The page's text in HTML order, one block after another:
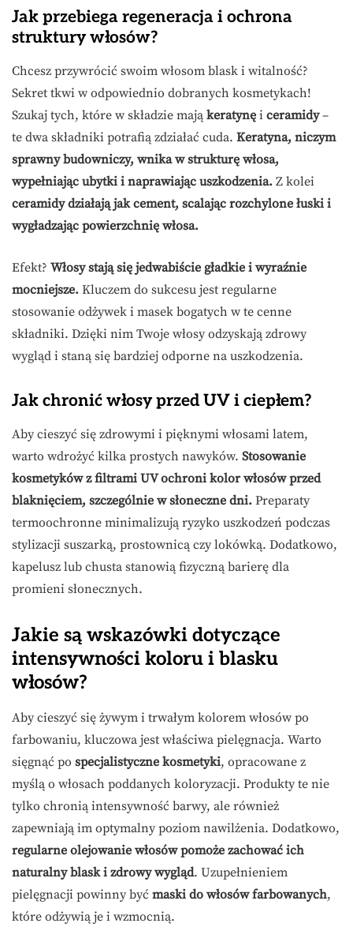
Jak przebiega regeneracja i ochrona
struktury włosów?
Chcesz przywrócić swoim włosom blask i witalność?
Sekret tkwi w odpowiednio dobranych kosmetykach!
Szukaj tych, które w składzie mają keratynę i ceramidy–
te dwa składniki potrafią zdziałać cuda. Keratyna, niczym
sprawny budowniczy, wnika w strukturę włosa,
wypełniając ubytki i naprawiając uszkodzenia. Z kolei
ceramidy działają jak cement, scalając rozchylone łuski i
wygładzając powierzchnię włosa.
Efekt? Włosy stają się jedwabiście gładkie i wyraźnie
mocniejsze. Kluczem do sukcesu jest regularne
stosowanie odżywek i masek bogatych w te cenne
składniki. Dzięki nim Twoje włosy odzyskają zdrowy
wygląd i staną się bardziej odporne na uszkodzenia.
Jak chronić włosy przed UV i ciepłem?
Aby cieszyć się zdrowymi i pięknymi włosami latem,
warto wdrożyć kilka prostych nawyków. Stosowanie
kosmetyków z filtrami UV ochroni kolor włosów przed
blaknięciem, szczególnie w słoneczne dni. Preparaty
termoochronne minimalizują ryzyko uszkodzeń podczas
stylizacji suszarką, prostownicą czy lokówką. Dodatkowo,
kapelusz lub chusta stanowią fizyczną barierę dla
promieni słonecznych.
Jakie są wskazówki dotyczące
intensywności koloru i blasku
włosów?
Aby cieszyć się żywym i trwałym kolorem włosów po
farbowaniu, kluczowa jest właściwa pielęgnacja. Warto
sięgnąć po specjalistyczne kosmetyki, opracowane z
myślą o włosach poddanych koloryzacji. Produkty te nie
tylko chronią intensywność barwy, ale również
zapewniają im optymalny poziom nawilżenia. Dodatkowo,
regularne olejowanie włosów pomoże zachować ich
naturalny blask i zdrowy wygląd. Uzupełnieniem
pielęgnacji powinny być maski do włosów farbowanych,
które odżywią je i wzmocnią.